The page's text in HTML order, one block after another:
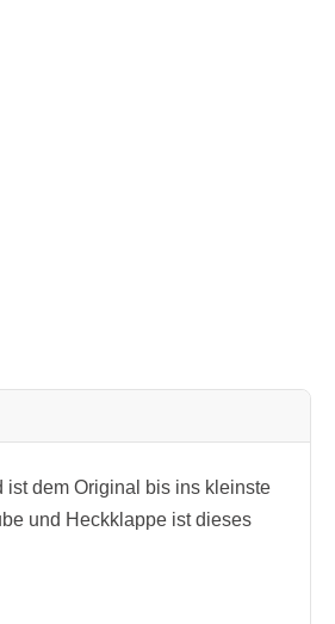
dem Original bis ins kleinste
und Heckklappe ist dieses